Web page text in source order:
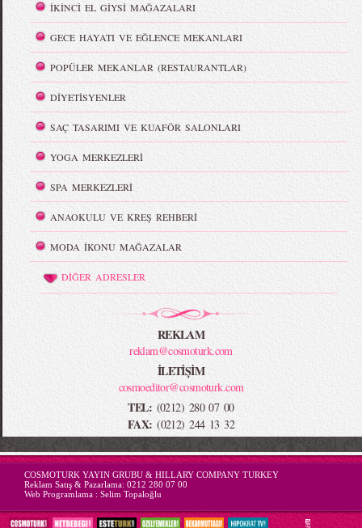
İKİNCİ EL GİYSİ MAĞAZALARI
GECE HAYATI VE EĞLENCE MEKANLARI
POPÜLER MEKANLAR (RESTAURANTLAR)
DİYETİSYENLER
SAÇ TASARIMI VE KUAFÖR SALONLARI
YOGA MERKEZLERİ
SPA MERKEZLERİ
ANAOKULU VE KREŞ REHBERİ
MODA İKONU MAĞAZALAR
DİĞER ADRESLER
REKLAM
reklam@cosmoturk.com
İLETİŞİM
cosmoeditor@cosmoturk.com
TEL: (0212) 280 07 00
FAX: (0212) 244 13 32
-->
COSMOTURK YAYIN GRUBU & HILLARY COMPANY TURKEY
Reklam Satış & Pazarlama: 0212 280 07 00
Web Programlama : Selim Topaloğlu